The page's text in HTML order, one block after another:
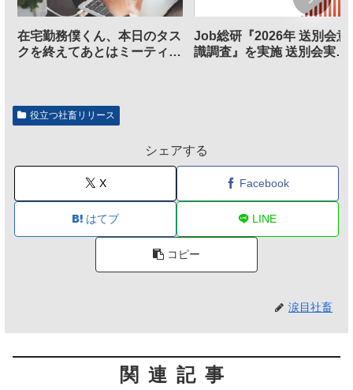
在宅勤務僕くん、本日のタス
クを終えてあとはミーティン
Job総研『2026年 送別会意
識調査』を実施 送別会実施
役立つ社畜リリース
シェアする
X Facebook
はてブ LINE
コピー
涙目社畜
関連記事